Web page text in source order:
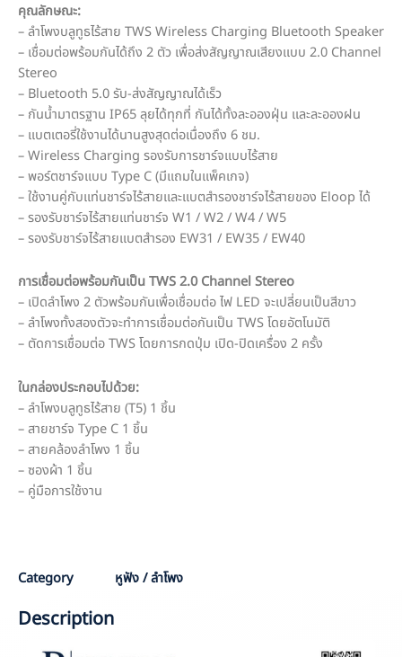
คุณลักษณะ:
– ลำโพงบลูทูธไร้สาย TWS Wireless Charging Bluetooth Speaker
– เชื่อมต่อพร้อมกันได้ถึง 2 ตัว เพื่อส่งสัญญาณเสียงแบบ 2.0 Channel
Stereo
– Bluetooth 5.0 รับ-ส่งสัญญาณได้เร็ว
– กันน้ำมาตรฐาน IP65 ลุยได้ทุกที่ กันได้ทั้งละอองฝุ่น และละอองฝน
– แบตเตอรี่ใช้งานได้นานสูงสุดต่อเนื่องถึง 6 ชม.
– Wireless Charging รองรับการชาร์จแบบไร้สาย
– พอร์ตชาร์จแบบ Type C (มีแถมในแพ็คเกจ)
– ใช้งานคู่กับแท่นชาร์จไร้สายและแบตสำรองชาร์จไร้สายของ Eloop ได้
– รองรับชาร์จไร้สายแท่นชาร์จ W1 / W2 / W4 / W5
– รองรับชาร์จไร้สายแบตสำรอง EW31 / EW35 / EW40
การเชื่อมต่อพร้อมกันเป็นTWS 2.0 Channel Stereo
– เปิดลำโพง 2 ตัวพร้อมกันเพื่อเชื่อมต่อ ไฟ LED จะเปลี่ยนเป็นสีขาว
– ลำโพงทั้งสองตัวจะทำการเชื่อมต่อกันเป็น TWS โดยอัตโนมัติ
– ตัดการเชื่อมต่อ TWS โดยการกดปุ่ม เปิด-ปิดเครื่อง 2 ครั้ง
ในกล่องประกอบไปด้วย:
– ลำโพงบลูทูธไร้สาย (T5) 1 ชิ้น
– สายชาร์จ Type C 1 ชิ้น
– สายคล้องลำโพง 1 ชิ้น
– ซองผ้า 1 ชิ้น
– คู่มือการใช้งาน
Category หูฟัง / ลำโพง
Description